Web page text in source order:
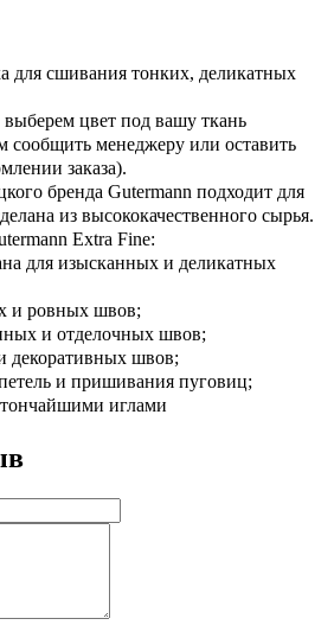
для сшивания тонких, деликатных
цвет под вашу ткань
сообщить менеджеру или оставить
заказа).
бренда Gutermann подходит для
из высококачественного сырья.
Extra Fine:
для изысканных и деликатных
и ровных швов;
и отделочных швов;
декоративных швов;
и пришивания пуговиц;
иглами